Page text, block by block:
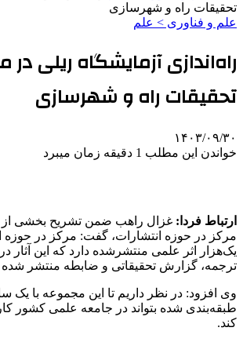
تحقیقات راه و شهرسازی
علم و فناوری‌ > علم
راه‌اندازی آزمایشگاه ریلی در
تحقیقات راه و شهرسازی
۱۴۰۳/۰۹/۳۰
خواندن این مطلب 1 دقیقه زمان میبرد
ارتباط فردا: غزال راهب ضمن تشریح بخشی از
مرکز در حوزه انتشارات، گفت: مرکز در حوزه
یک‌هزار اثر علمی منتشرشده دارد که این آثار
ترجمه، گزارش تحقیقاتی و ضابطه منتشر
وی افزود: در نظر داریم تا این مجموعه با یک
طبقه‌بندی شده بتواند در جامعه علمی کشور
کند.